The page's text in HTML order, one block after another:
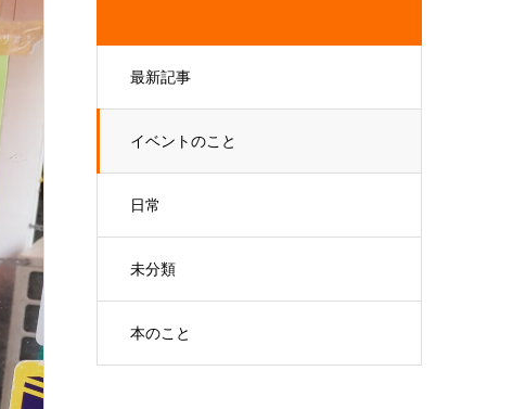
最新記事
イベントのこと
日常
未分類
本のこと